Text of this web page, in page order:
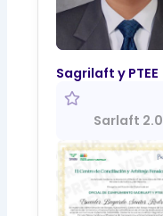
Sagrilaft y PTEE
Sarlaft 2.0